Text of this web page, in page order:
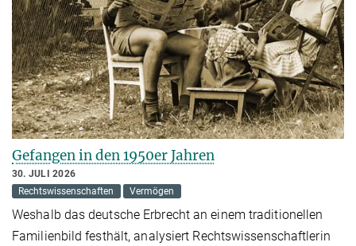
Gefangen in den 1950er Jahren
30. JULI 2026
Rechtswissenschaften
Vermögen
Weshalb das deutsche Erbrecht an einem traditionellen
Familienbild festhält, analysiert Rechtswissenschaftlerin